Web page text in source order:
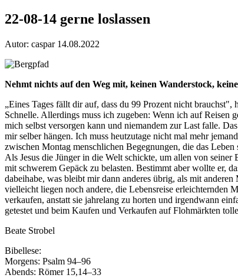
22-08-14 gerne loslassen
Autor: caspar 14.08.2022
Nehmt nichts auf den Weg mit, keinen Wanderstock,
„Eines Tages fällt dir auf, dass du 99 Prozent nicht
Schnelle. Allerdings muss ich zugeben: Wenn ich auf Reisen
mich selbst versorgen kann und niemandem zurLast falle. Das
mir selber hängen. Ich muss heutzutage nicht mal mehr
zwischen Montag menschlichen Begegnungen, die das
Als Jesus die Jünger in die Welt schickte, um allen von
mit schwerem Gepäck zu belasten. Bestimmt aber wollte er,
dabeihabe, was bleibt mir dann anderes übrig, als mit
vielleicht liegen noch andere, die Lebensreise erleichternden
verkaufen, anstatt sie jahrelang zu horten und irgendwann
getestet und beim Kaufen und Verkaufen auf Flohmärkten
Beate Strobel
Bibellese:
Morgens: Psalm 94–96
Abends: Römer 15,14–33